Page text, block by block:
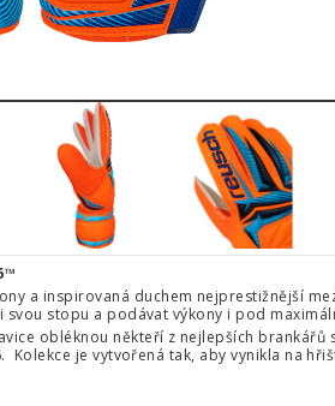
a inspirovaná duchem nejprestižnější
stopu a podávat výkony i pod
obléknou někteří z nejlepších brankářů
je vytvořená tak, aby vynikla na